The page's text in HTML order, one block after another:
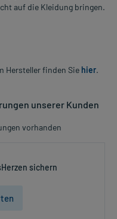
auf die Kleidung bringen.
Hersteller finden Sie hier.
unserer Kunden
vorhanden
sichern